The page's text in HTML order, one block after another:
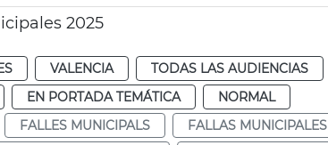
2025
VALENCIA TODAS LAS AUDIENCIAS
EN PORTADA TEMÁTICA
NORMAL
FALLES MUNICIPALS
FALLAS MUNICIPALES